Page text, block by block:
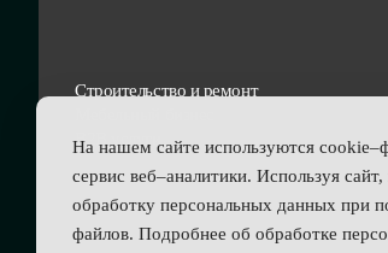
Строительство и ремонт
В2В услуги
На нашем сайте используются
сервис веб–аналитики. Используя
обработку персональных данных при
файлов. Подробнее об обработке